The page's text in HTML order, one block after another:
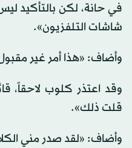
في حانة، لكن بالتأكيد
شاشات التلفزيون».
وأضاف: «هذا أمر غير مقبول
وقد اعتذر كلوب لاحقاً،
قلت ذلك».
وأضاف: «لقد صدر مني